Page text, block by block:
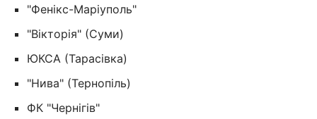
"Фенікс-Маріуполь"
"Вікторія" (Суми)
ЮКСА (Тарасівка)
"Нива" (Тернопіль)
ФК "Чернігів"